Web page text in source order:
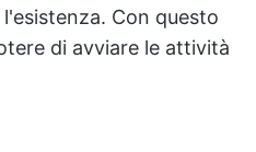
Con questo
di avviare le attività